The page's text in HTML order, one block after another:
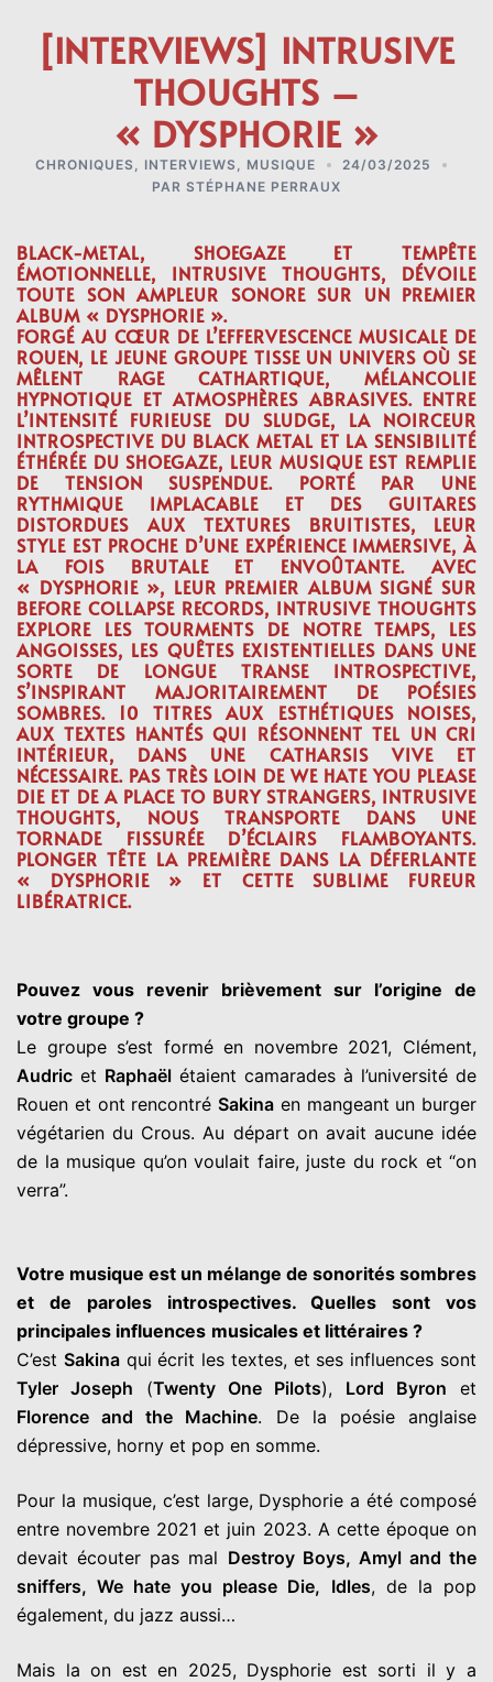
[INTERVIEWS] INTRUSIVE
THOUGHTS –
« DYSPHORIE »
CHRONIQUES INTERVIEWS MUSIQUE
24/03/2025
PAR STÉPHANE PERRAUX
BLACK-METAL, SHOEGAZE ET TEMPÊTE
ÉMOTIONNELLE, INTRUSIVE THOUGHTS, DÉVOILE
TOUTE SON AMPLEUR SONORE SUR UN PREMIER
ALBUM « DYSPHORIE ».
FORGÉ AU CŒUR DE L’EFFERVESCENCE MUSICALE DE
ROUEN, LE JEUNE GROUPE TISSE UN UNIVERS OÙ SE
MÊLENT RAGE CATHARTIQUE, MÉLANCOLIE
HYPNOTIQUE ET ATMOSPHÈRES ABRASIVES. ENTRE
L’INTENSITÉ FURIEUSE DU SLUDGE, LA NOIRCEUR
INTROSPECTIVE DU BLACK METAL ET LA SENSIBILITÉ
ÉTHÉRÉE DU SHOEGAZE, LEUR MUSIQUE EST REMPLIE
DE TENSION SUSPENDUE. PORTÉ PAR UNE
RYTHMIQUE IMPLACABLE ET DES GUITARES
DISTORDUES AUX TEXTURES BRUITISTES, LEUR
STYLE EST PROCHE D’UNE EXPÉRIENCE IMMERSIVE, À
LA FOIS BRUTALE ET ENVOÛTANTE. AVEC
« DYSPHORIE », LEUR PREMIER ALBUM SIGNÉ SUR
BEFORE COLLAPSE RECORDS, INTRUSIVE THOUGHTS
EXPLORE LES TOURMENTS DE NOTRE TEMPS, LES
ANGOISSES, LES QUÊTES EXISTENTIELLES DANS UNE
SORTE DE LONGUE TRANSE INTROSPECTIVE,
S’INSPIRANT MAJORITAIREMENT DE POÉSIES
SOMBRES. 10 TITRES AUX ESTHÉTIQUES NOISES,
AUX TEXTES HANTÉS QUI RÉSONNENT TEL UN CRI
INTÉRIEUR, DANS UNE CATHARSIS VIVE ET
NÉCESSAIRE. PAS TRÈS LOIN DE WE HATE YOU PLEASE
DIE ET DE A PLACE TO BURY STRANGERS, INTRUSIVE
THOUGHTS, NOUS TRANSPORTE DANS UNE
TORNADE FISSURÉE D’ÉCLAIRS FLAMBOYANTS.
PLONGER TÊTE LA PREMIÈRE DANS LA DÉFERLANTE
« DYSPHORIE » ET CETTE SUBLIME FUREUR
LIBÉRATRICE.
Pouvez vous revenir brièvement sur l’origine de
votre groupe ?
Le groupe s’est formé en novembre 2021, Clément,
Audric et Raphaël étaient camarades à l’université de
Rouen et ont rencontré Sakina en mangeant un burger
végétarien du Crous. Au départ on avait aucune idée
de la musique qu’on voulait faire, juste du rock et “on
verra”.
Votre musique est un mélange de sonorités sombres
et de paroles introspectives. Quelles sont vos
principales influences musicales et littéraires ?
C’est Sakinaqui écrit les textes, et ses influences sont
Tyler Joseph
(Twenty One Pilots), Lord Byron et
Florence and the Machine. De la
poésie anglaise
dépressive, horny et pop en somme.
Pour la musique, c’est large, Dysphorie a été composé
entre novembre 2021 et juin 2023. A cette époque on
devait écouter pas mal Destroy Boys, Amyl and the
sniffers, We hate you please Die, Idles, de la pop
également, du jazz aussi…
Mais la on est en 2025, Dysphorie est sorti il y a